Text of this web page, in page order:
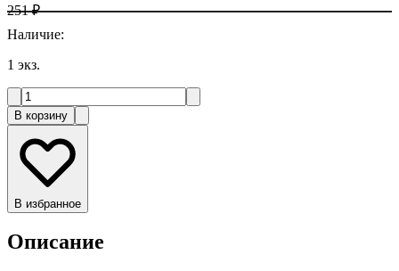
251 ₽
Наличие:
1 экз.
В корзину
В избранное
Описание